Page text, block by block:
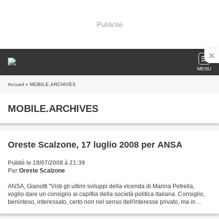
Publicité
MENU
Accueil » MOBILE.ARCHIVES
MOBILE.ARCHIVES
Oreste Scalzone, 17 luglio 2008 per ANSA
Publié le 19/07/2008 à 21:39
Par Oreste Scalzone
ANSA, Gianotti "Visti gli ultimi sviluppi della vicenda di Marina Petrella,
voglio dare un consiglio ai capifila della società politica italiana. Consiglio,
beninteso, interessato, certo non nel senso dell'interesse privato, ma in